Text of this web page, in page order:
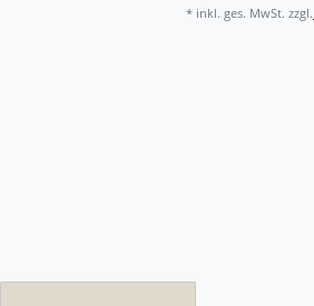
* inkl. ges. MwSt. zzgl.